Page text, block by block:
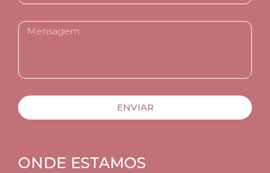
ENVIAR
ONDE ESTAMOS